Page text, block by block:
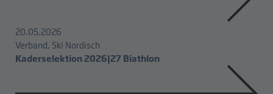
20.05.2026
Verband, Ski Nordisch
Kaderselektion 2026|27 Biathlon